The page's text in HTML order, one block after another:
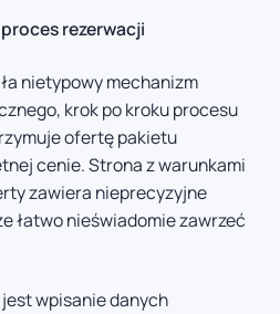
rezerwacji
nietypowy mechanizm
krok po kroku procesu
ofertę pakietu
cenie. Strona z warunkami
zawiera nieprecyzyjne
łatwo nieświadomie zawrzeć
wpisanie danych